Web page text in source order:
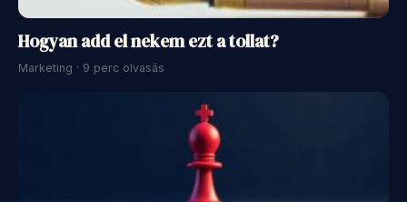
Hogyan add el nekem ezt a tollat?
Marketing · 9 perc olvasás